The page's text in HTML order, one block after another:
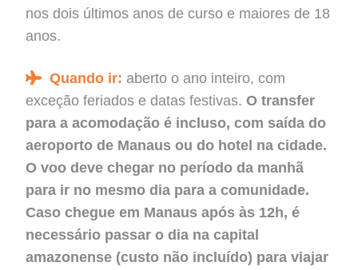
nos dois últimos anos de curso e maiores de 18
anos.
Quando ir: aberto o ano inteiro, com
exceção feriados e datas festivas.O transfer
para a acomodação é incluso, com saída do
aeroporto de Manaus ou do hotel na cidade.
O voo deve chegar no período da manhã
para ir no mesmo dia para a comunidade.
Caso chegue em Manaus após às 12h, é
necessário passar o dia na capital
amazonense (custo não incluído) para viajar